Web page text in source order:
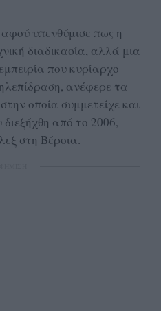
υπενθύμισε πως η
διαδικασία, αλλά μια
που κυρίαρχο
ανέφερε τα
οποία συμμετείχε και
διεξήχθη από το 2006,
στη Βέροια.